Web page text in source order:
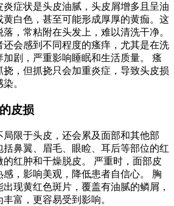
症状是头皮油腻，头皮屑增多且呈油
黄白色，甚至可能形成厚厚的黄痂。这
，常粘附在头发上，难以清洗干净。
会感到不同程度的瘙痒，尤其是在洗
剧，严重影响睡眠和生活质量。 瘙
，但抓挠只会加重炎症，导致头皮损
。
皮损
限于头皮，还会累及面部和其他部
鼻翼、眉毛、眼睑、耳后等部位的红
红肿和干燥脱皮。 严重时，面部皮
，影响美观，降低患者自信心。 胸
现黄红色斑片，覆盖有油腻的鳞屑，
富，更容易受到影响。